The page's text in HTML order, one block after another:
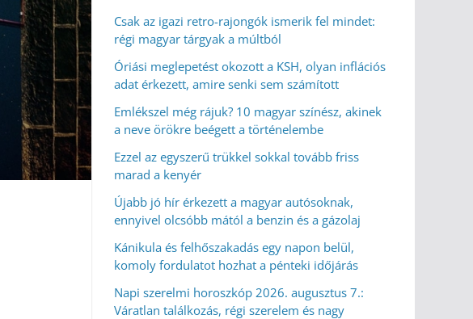
Csak az igazi retro-rajongók ismerik fel mindet:
régi magyar tárgyak a múltból
Óriási meglepetést okozott a KSH, olyan inflációs
adat érkezett, amire senki sem számított
Emlékszel még rájuk? 10 magyar színész, akinek
a neve örökre beégett a történelembe
Ezzel az egyszerű trükkel sokkal tovább friss
marad a kenyér
Újabb jó hír érkezett a magyar autósoknak,
ennyivel olcsóbb mától a benzin és a gázolaj
Kánikula és felhőszakadás egy napon belül,
komoly fordulatot hozhat a pénteki időjárás
Napi szerelmi horoszkóp 2026. augusztus 7.:
Váratlan találkozás, régi szerelem és nagy